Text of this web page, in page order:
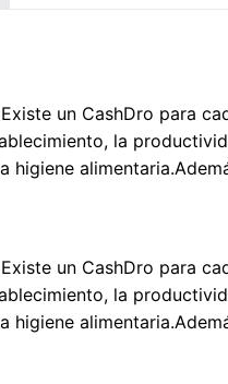
un CashDro para
la
un CashDro para
la